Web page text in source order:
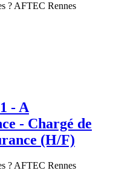
? AFTEC Rennes
- A
- Chargé de
(H/F)
? AFTEC Rennes